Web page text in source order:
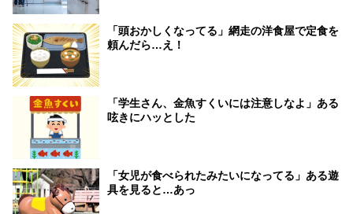
「頭おかしくなってる」網走の洋食屋で定食を
頼んだら…え！
「学生さん、金魚すくいには注意しなよ」ある
呟きにハッとした
「女児が食べられたみたいになってる」ある遊
具を見ると…あっ